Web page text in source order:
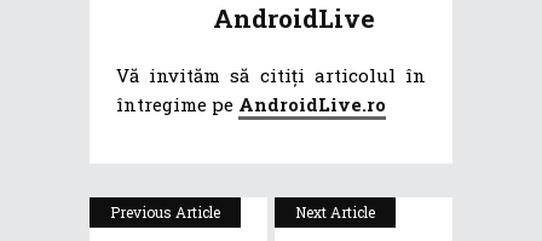
AndroidLive
Vă invităm să citiți articolul în
întregime pe AndroidLive.ro
Previous Article Next Article